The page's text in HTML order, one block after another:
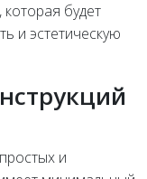
будет
и эстетическую
и